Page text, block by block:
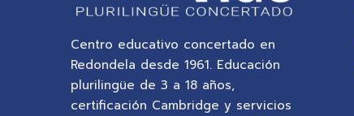
Centro educativo concertado en
Redondela desde 1961. Educación
plurilingüe de 3 a 18 años,
certificación Cambridge y servicios